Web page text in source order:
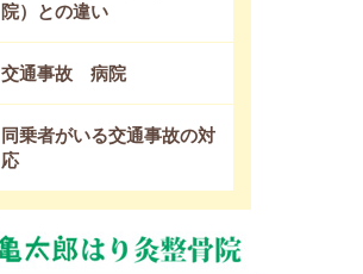
院）との違い
交通事故 病院
同乗者がいる交通事故の対
応